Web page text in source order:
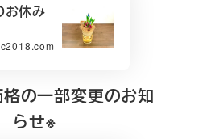
お休み
の一部変更のお知
らせ※